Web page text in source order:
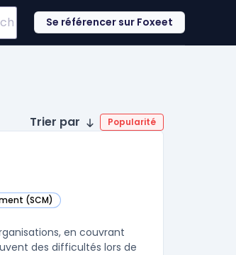
Se référencer sur Foxeet
Trier par Popularité
(SCM)
en couvrant
des difficultés lors de